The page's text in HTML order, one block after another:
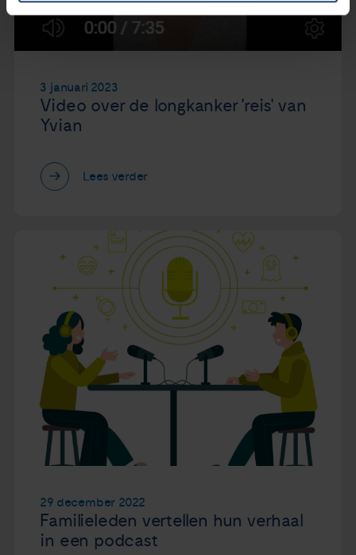
3 januari 2023
Video over de longkanker 'reis' van
Yvian
Lees verder
29 december 2022
Familieleden vertellen hun verhaal
in een podcast